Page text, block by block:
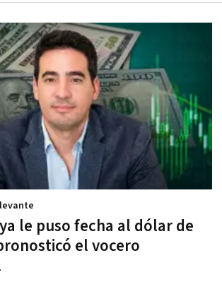
le puso fecha al dólar de
el vocero